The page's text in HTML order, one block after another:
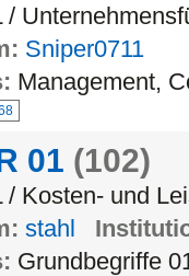
/
Sniper0711
Management,
01 (102)
/ Kosten- und
stahl
Grundbegriffe